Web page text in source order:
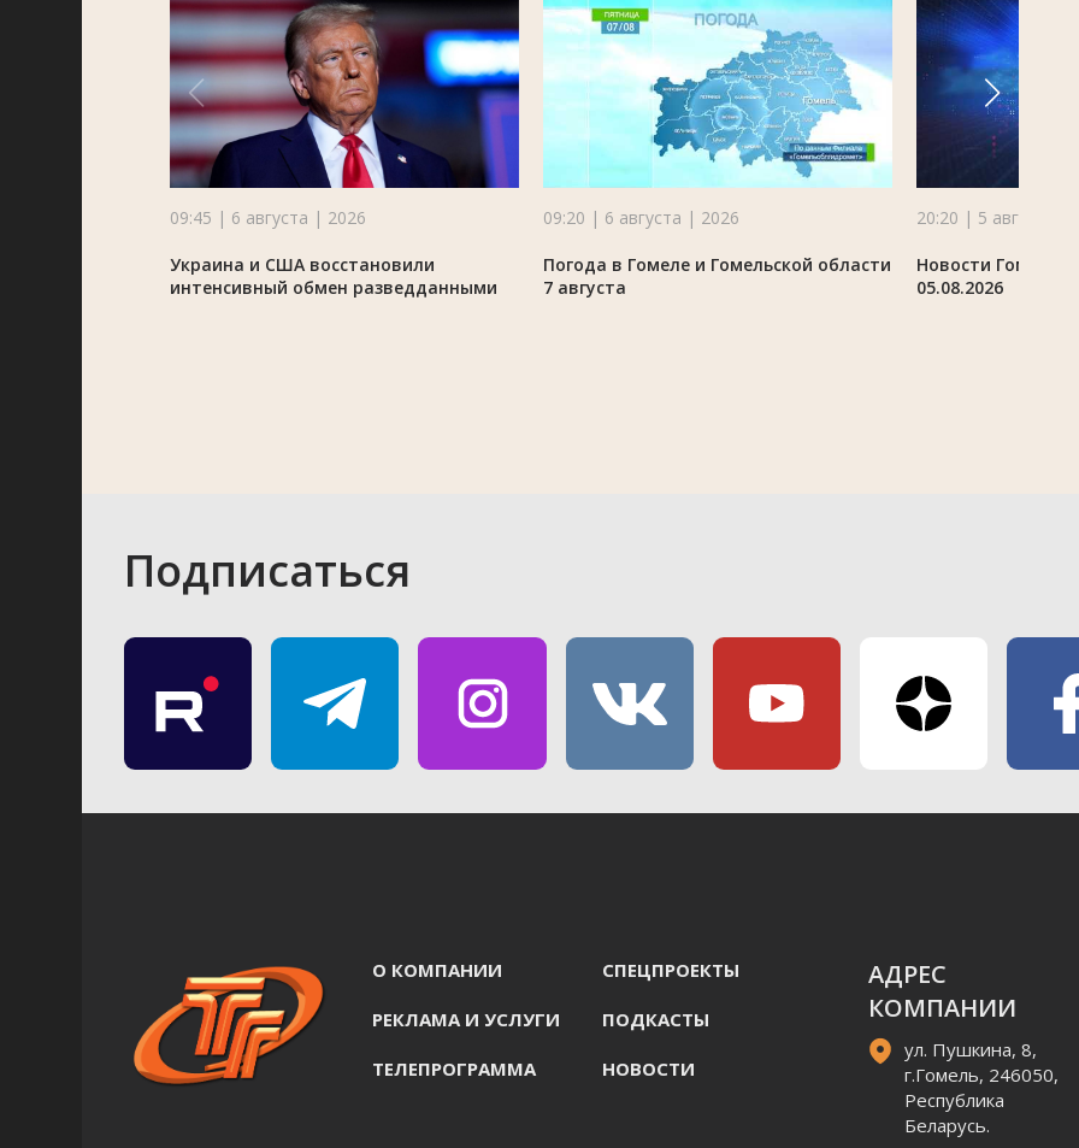
09:45 | 6 августа | 2026
Украина и США восстановили
интенсивный обмен разведданными
09:20 | 6 августа | 2026
Погода в Гомеле и Гомельской области
7 августа
20:20 | 5 августа |
Новости
05.08.2026
Подписаться
О КОМПАНИИ СПЕЦПРОЕКТЫ
РЕКЛАМА И УСЛУГИ ПОДКАСТЫ
ТЕЛЕПРОГРАММА НОВОСТИ
АДРЕС
КОМПАНИИ
ул. Пушкина, 8,
г.Гомель, 246050,
Республика
Беларусь.